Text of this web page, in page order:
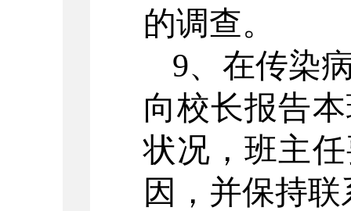
的调查。
9、在传染
向校长报告
状况，班主
因，并保持